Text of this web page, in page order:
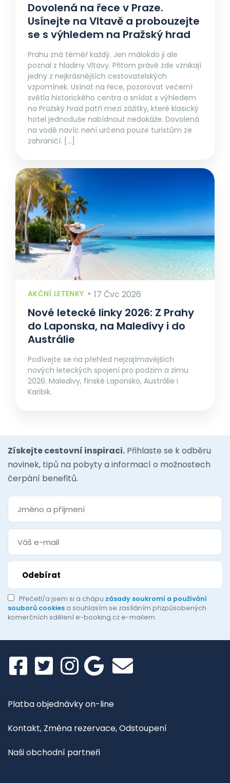
Dovolená na řece v Praze.
Usínejte na Vltavě a probouzejte
se s výhledem na Pražský hrad
Prahu zná téměř každý. Jen málokdo ji ale
poznal z hladiny Vltavy. Přitom právě zde vznikají
jedny z nejkrásnějších cestovatelských
vzpomínek. Usínat na řece, pozorovat večerní
světla historického centra a snídat s výhledem
na Pražský hrad patří mezi zážitky, které klasický
hotel jednoduše nabídnout nedokáže. Dovolená
na vodě navíc není určena pouze turistům ze
zahraničí. […]
AKČNÍ LETENKY 17 Čvc 2026
Nové letecké linky 2026: Z Prahy
do Laponska, na Maledivy i do
Austrálie
Podívejte se na přehled nejzajímavějších
nových leteckých spojení pro podzim a zimu
2026. Maledivy, finské Laponsko, Austrálie i
Karibik.
Získejte cestovní inspiraci. Přihlaste se k odběru
novinek, tipů na pobyty a informací o možnostech
čerpání benefitů.
Přečetl/a jsem si a chápu zásady soukromí a používání
souborů cookies a souhlasím se zasíláním přizpůsobených
komerčních sdělení e-booking.cz e-mailem.
Platba objednávky on-line
Kontakt, Změna rezervace, Odstoupení
Naši obchodní partneři